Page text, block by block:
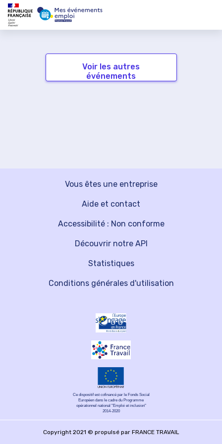
Voir les autres
événements
Vous êtes une entreprise
Découvrir notre API
Aide et contact
Statistiques
Accessibilité : Non conforme
Conditions générales d'utilisation
Ce dispositif est cofinancé par le Fonds Social
Européen dans le cadre du Programme
opérationnel national "Emploi et inclusion"
2014-2020
Copyright 2021 © propulsé par FRANCE TRAVAIL